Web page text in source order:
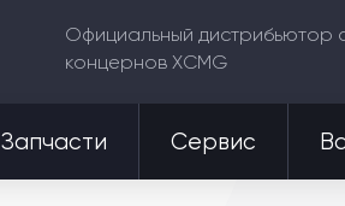
Официальный дистрибьютор
концернов XCMG
Запчасти Сервис